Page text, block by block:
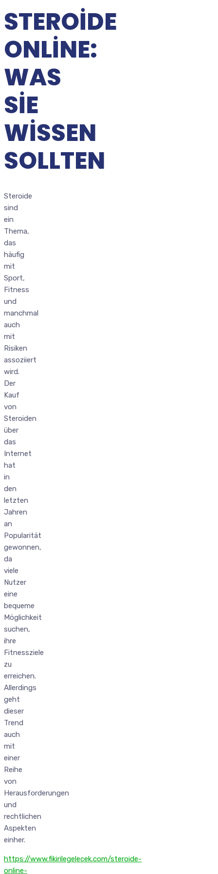
STEROIDE
ONLINE:
WAS
SIE
WISSEN
SOLLTEN
Steroide
sind
ein
Thema,
das
häufig
mit
Sport,
Fitness
und
manchmal
auch
mit
Risiken
assoziiert
wird.
Der
Kauf
von
Steroiden
über
das
Internet
hat
in
den
letzten
Jahren
an
Popularität
gewonnen,
da
viele
Nutzer
eine
bequeme
Möglichkeit
suchen,
ihre
Fitnessziele
zu
erreichen.
Allerdings
geht
dieser
Trend
auch
mit
einer
Reihe
von
Herausforderungen
und
rechtlichen
Aspekten
einher.
https://www.fikirilegelecek.com/steroide-
online-